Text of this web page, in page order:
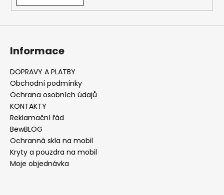
k
v
Informace
DOPRAVY A PLATBY
Obchodní podmínky
Ochrana osobních údajů
KONTAKTY
Reklamační řád
BewBLOG
Ochranná skla na mobil
Kryty a pouzdra na mobil
Moje objednávka